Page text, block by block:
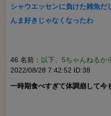
シャウエッセンに負けた雑魚だ
んま好きじゃなくなったわ
46 名前： 以下、5ちゃんねるか
2022/08/28 7:42:52 ID:38
一時期食べすぎて体調崩して今